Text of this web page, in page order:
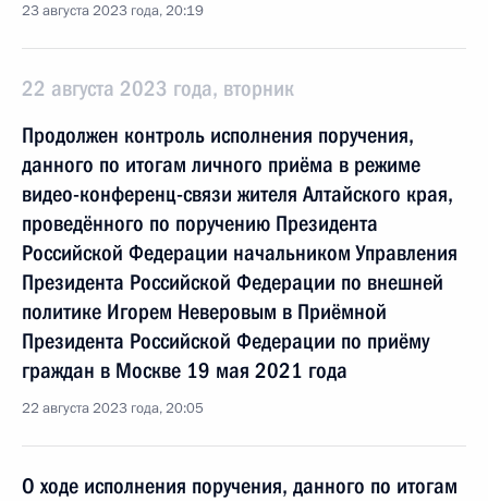
23 августа 2023 года, 20:19
22 августа 2023 года, вторник
Продолжен контроль исполнения поручения,
данного по итогам личного приёма в режиме
видео-конференц-связи жителя Алтайского края,
проведённого по поручению Президента
Российской Федерации начальником Управления
Президента Российской Федерации по внешней
политике Игорем Неверовым в Приёмной
Президента Российской Федерации по приёму
граждан в Москве 19 мая 2021 года
22 августа 2023 года, 20:05
О ходе исполнения поручения, данного по итогам